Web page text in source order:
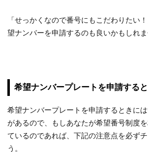
「せっかくなので番号にもこだわりたい
望ナンバーを申請するのも良いかもしれま
希望ナンバープレートを申請する
希望ナンバープレートを申請するときに
があるので、もしあなたが希望番号制度
ているのであれば、下記の注意点を必ず
う。